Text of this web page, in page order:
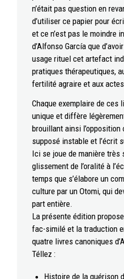
n’était pas question en
d’utiliser ce papier pour
et ce n’est pas le moindre
d’Alfonso García que
usage rituel cet artefact
pratiques thérapeutiques,
fertilité agraire et aux
Chaque exemplaire de ces
unique et diffère
brouillant ainsi l’opposition
supposé instable et l’écrit
Ici se joue de manière très
glissement de l’oralité à
temps que s’élabore un
culture par un Otomi, qui
part entière.
La présente édition
fac-similé et la traduction
quatre livres canoniques
Téllez :
Histoire de la guérison